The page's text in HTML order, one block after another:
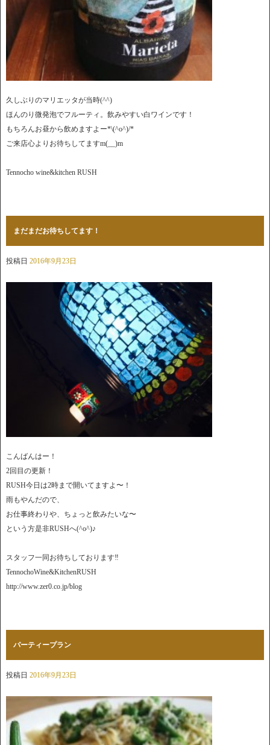
久しぶりのマリエッタが当時(^^)
ほんのり微発泡でフルーティ。飲みやすい白ワインです！
もちろんお昼から飲めますよー*\(^o^)/*
ご来店心よりお待ちしてますm(__)m
Tennocho wine&kitchen RUSH
まだまだお待ちしてます！
投稿日 2016年9月23日
こんばんはー！
2回目の更新！
RUSH今日は2時まで開いてますよ〜！
雨もやんだので、
お仕事終わりや、ちょっと飲みたいな〜
という方是非RUSHへ(^o^)♪
スタッフ一同お待ちしております‼︎
TennochoWine&KitchenRUSH
http://www.zer0.co.jp/blog
パーティープラン
投稿日 2016年9月23日